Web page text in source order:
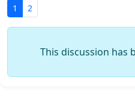
1 2
This discussion has